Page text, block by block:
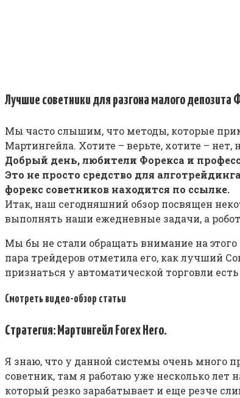
Лучшие советники для разгона малого депозита
Мы часто слышим, что методы, которые
Мартингейла. Хотите – верьте, хотите –
Добрый день, любители Форекса и
Это не просто средство для
форекс советников находится по ссылке.
Итак, наш сегодняшний обзор посвящен
выполнять наши ежедневные задачи, а
Мы бы не стали обращать внимание на этого
пара трейдеров отметила его, как лучший
признаться у автоматической торговли
Смотреть видео-обзор статьи
Стратегия: Мартингейл Forex Hero.
Я знаю, что у данной системы очень много
советник, там я работаю уже несколько лет
который резко зарабатывает и еще резче